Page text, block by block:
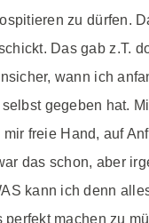
zu dürfen.
Das gab z.T.
wann ich
gegeben hat.
freie Hand, auf
das schon, aber
kann ich denn
machen zu